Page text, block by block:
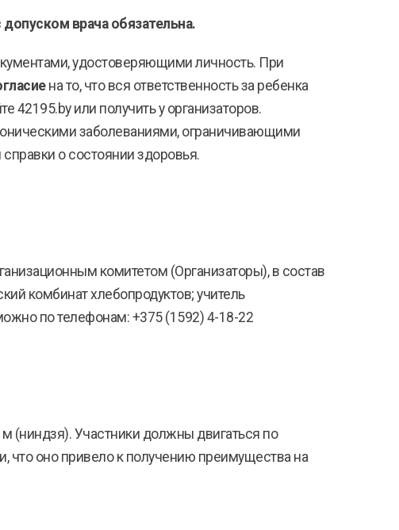
врача обязательна.
удостоверяющими личность. При
на то, что вся ответственность за ребенка
42195.by или получить у организаторов.
заболеваниями, ограничивающими
о состоянии здоровья.
комитетом (Организаторы), в состав
комбинат хлебопродуктов; учитель
по телефонам: +375 (1592) 4-18-22
(ниндзя). Участники должны двигаться по
что оно привело к получению преимущества на